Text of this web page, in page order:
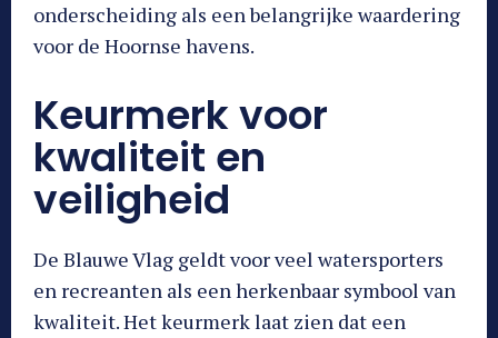
onderscheiding als een belangrijke waardering
voor de Hoornse havens.
Keurmerk voor
kwaliteit en
veiligheid
De Blauwe Vlag geldt voor veel watersporters
en recreanten als een herkenbaar symbool van
kwaliteit. Het keurmerk laat zien dat een